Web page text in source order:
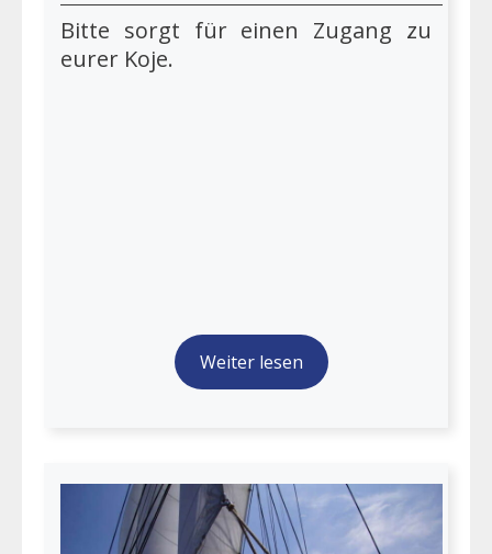
Bitte sorgt für einen Zugang zu
eurer Koje.
Weiter lesen